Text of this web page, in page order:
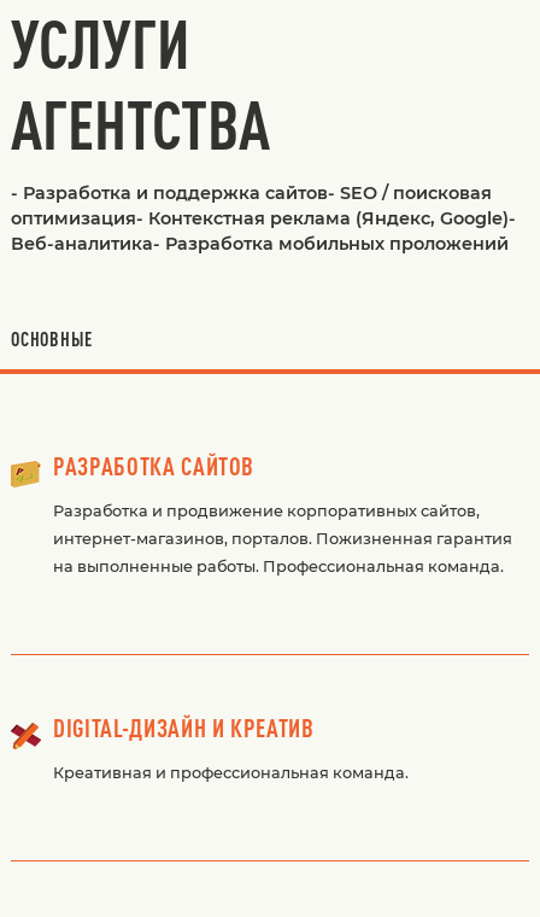
УСЛУГИ
АГЕНТСТВА
- Разработка и поддержка сайтов- SEO / поисковая
оптимизация- Контекстная реклама (Яндекс, Google)-
Веб-аналитика- Разработка мобильных проложений
ОСНОВНЫЕ
РАЗРАБОТКА САЙТОВ
Разработка и продвижение корпоративных сайтов,
интернет-магазинов, порталов. Пожизненная гарантия
на выполненные работы. Профессиональная команда.
DIGITAL-ДИЗАЙН И КРЕАТИВ
Креативная и профессиональная команда.